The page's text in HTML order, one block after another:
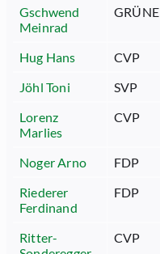
Gschwend
Meinrad
GRÜNE
Hug Hans CVP
Jöhl Toni
SVP
Lorenz
Marlies
CVP
Noger Arno
FDP
Riederer
Ferdinand
FDP
Ritter-
CVP